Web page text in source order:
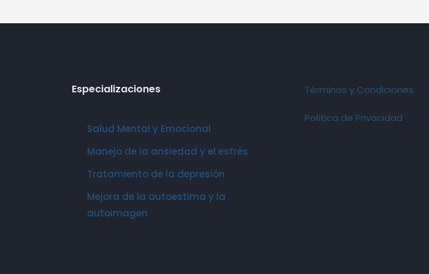
Especializaciones
Salud Mental y Emocional
Manejo de la ansiedad y el estrés
Tratamiento de la depresión
Mejora de la autoestima y la
autoimagen
Términos y Condiciones
Política de Privacidad